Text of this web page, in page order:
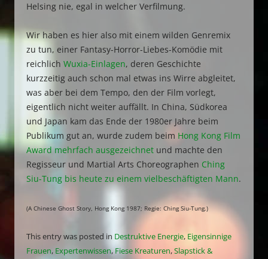
Helsing nie, egal in welcher Verfilmung.
Wir haben es hier also mit einem wilden Genremix
zu tun, einer Fantasy-Horror-Liebes-Komödie mit
reichlich Wuxia-Einlagen, deren Geschichte
kurzzeitig auch schon mal etwas ins Wirre abgleitet,
was aber bei dem Tempo, den der Film vorlegt,
eigentlich nicht weiter auffällt. In China, Südkorea
und Japan kam das Ende der 1980er Jahre beim
Publikum gut an, wurde zudem beim Hong Kong Film
Award mehrfach ausgezeichnet und machte den
Regisseur und Martial Arts Choreographen Ching
Siu-Tung bis heute zu einem vielbeschäftigten Mann.
(A Chinese Ghost Story, Hong Kong 1987; Regie: Ching Siu-Tung.)
This entry was posted in Destruktive Energie, Eigensinnige
Frauen, Expertenwissen,Fiese Kreaturen,Slapstick &